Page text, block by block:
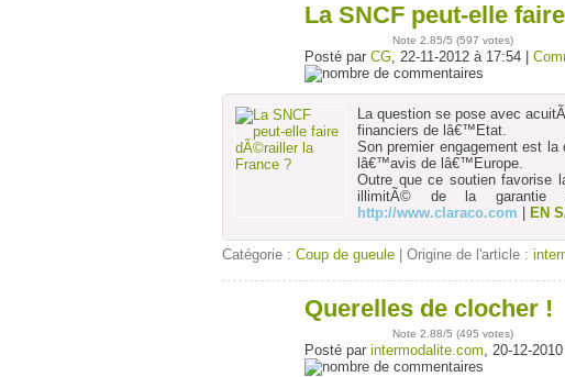
La SNCF peut-elle
Note 2.85/5 (597 votes)
Posté par CG, 22-11-2012 à 17:54 |
La question se pose avec
financiers de lâ€™Etat.
Son premier engagement est
lâ€™avis de lâ€™Europe.
Outre que ce soutien favorise
illimitÃ© de la
http://www.claraco.com
EN
Catégorie : Coup de gueule | Origine de l'article :
Querelles de clocher !
Note 2.88/5 (495 votes)
Posté par intermodalite.com, 20-12-